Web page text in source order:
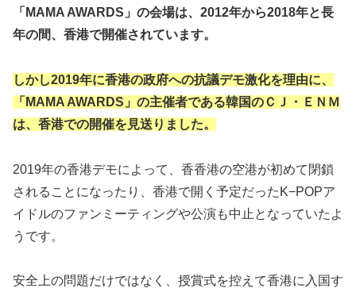
「MAMA AWARDS」の会場は、2012年から2018年と長
年の間、香港で開催されています。
しかし2019年に香港の政府への抗議デモ激化を理由に、
「MAMA AWARDS」の主催者である韓国のＣＪ・ＥＮＭ
は、香港での開催を見送りました。
2019年の香港デモによって、香香港の空港が初めて閉鎖
されることになったり、香港で開く予定だったK−POPア
イドルのファンミーティングや公演も中止となっていたよ
うです。
安全上の問題だけではなく、授賞式を控えて香港に入国す